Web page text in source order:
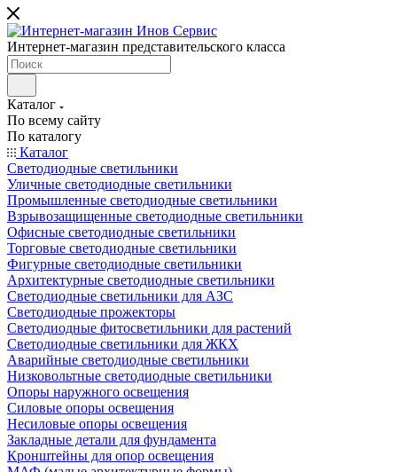
Интернет-магазин представительского класса
Каталог
По всему сайту
По каталогу
Каталог
Светодиодные светильники
Уличные светодиодные светильники
Промышленные светодиодные светильники
Взрывозащищенные светодиодные светильники
Офисные светодиодные светильники
Торговые светодиодные светильники
Фигурные светодиодные светильники
Архитектурные светодиодные светильники
Светодиодные светильники для АЗС
Светодиодные прожекторы
Светодиодные фитосветильники для растений
Светодиодные светильники для ЖКХ
Аварийные светодиодные светильники
Низковольтные светодиодные светильники
Опоры наружного освещения
Силовые опоры освещения
Несиловые опоры освещения
Закладные детали для фундамента
Кронштейны для опор освещения